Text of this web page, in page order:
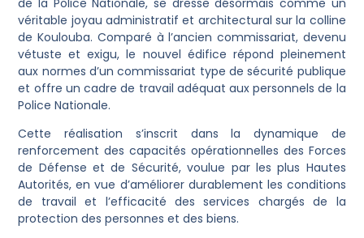
de la Police Nationale, se dresse désormais comme un
véritable joyau administratif et architectural sur la colline
de Koulouba. Comparé à l’ancien commissariat, devenu
vétuste et exigu, le nouvel édifice répond pleinement
aux normes d’un commissariat type de sécurité publique
et offre un cadre de travail adéquat aux personnels de la
Police Nationale.
Cette réalisation s’inscrit dans la dynamique de
renforcement des capacités opérationnelles des Forces
de Défense et de Sécurité, voulue par les plus Hautes
Autorités, en vue d’améliorer durablement les conditions
de travail et l’efficacité des services chargés de la
protection des personnes et des biens.